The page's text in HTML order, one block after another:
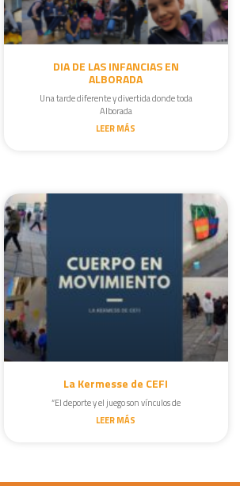
DIA DE LAS INFANCIAS EN
ALBORADA
Una tarde diferente y divertida donde toda
Alborada
LEER MÁS
La Kermesse de CEFI
“El deporte y el juego son vínculos de
LEER MÁS